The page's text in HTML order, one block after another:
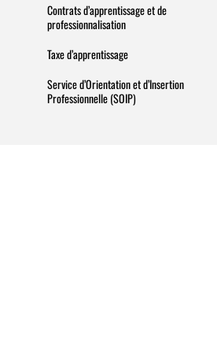
Contrats d’apprentissage et de
professionnalisation
Taxe d’apprentissage
Service d’Orientation et d’Insertion
Professionnelle (SOIP)